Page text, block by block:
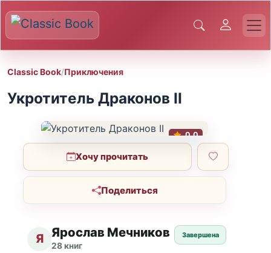
Classic Book/Приключения
Укротитель Драконов II
0.0
Хочу прочитать
Поделиться
Я Ярослав Мечников
28 книг
Завершена